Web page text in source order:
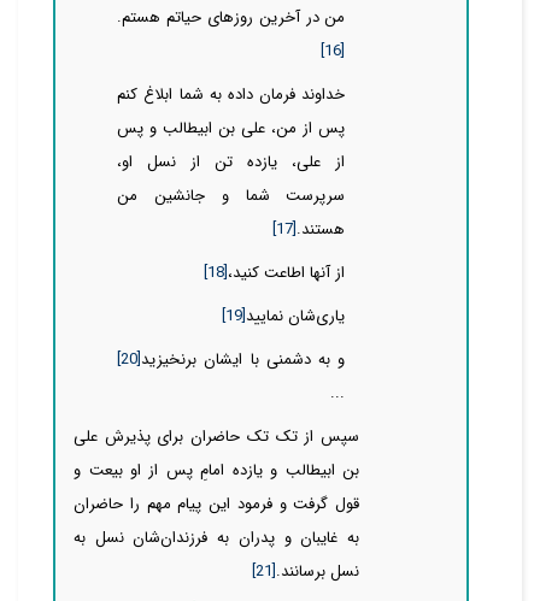
من در آخرین روزهای حیاتم هستم.
[16]
خداوند فرمان داده به شما ابلاغ کنم
پس از من، علی بن ابیطالب و پس
از علی، یازده تن از نسل او،
سرپرست شما و جانشین من
هستند.[17]
از آنها اطاعت کنید،[18]
یاری‌‌‌‌‌‌شان نمایید[19]
و به دشمنی با ایشان برنخیزید[20]
...
سپس از تک تک حاضران برای پذیرش علی
بن ابیطالب و یازده امامِ پس از او بیعت و
قول گرفت و فرمود این پیام مهم را حاضران
به غایبان و پدران به فرزندان‌‌‌‌‌‌شان نسل به
نسل برسانند.[21]